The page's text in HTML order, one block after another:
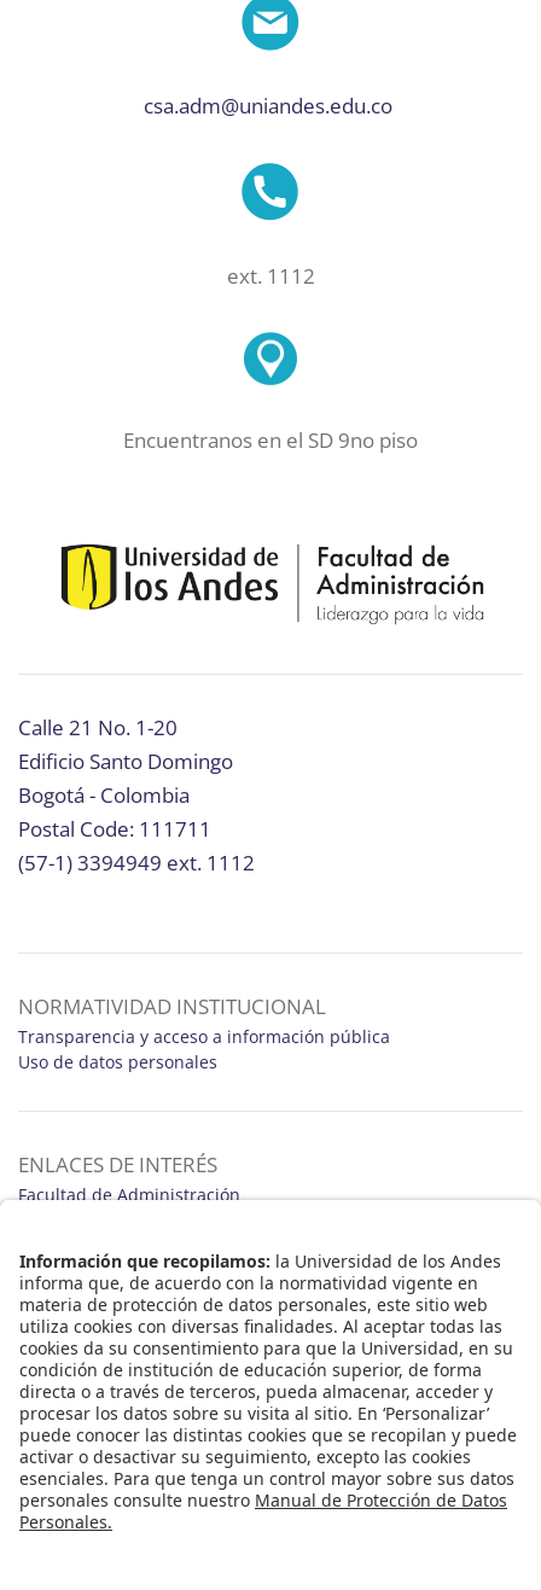
csa.adm@uniandes.edu.co
ext. 1112
Encuentranos en el SD 9no piso
Calle 21 No. 1-20
Edificio Santo Domingo
Bogotá - Colombia
Postal Code: 111711
(57-1) 3394949 ext. 1112
NORMATIVIDAD INSTITUCIONAL
Transparencia y acceso a información pública
Uso de datos personales
ENLACES DE INTERÉS
Facultad de Administración
Noticias
Términos y Condiciones
REDES SOCIALES